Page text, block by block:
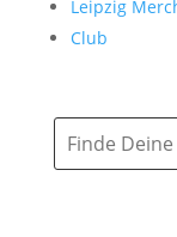
Leipzig
Club